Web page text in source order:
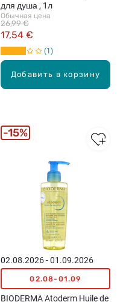
Добавить в корзину
для душа , 1л
Обычная цена
17,54 €
26,99 €
1
02.08.2026 - 01.09.2026
02.08-01.09
BIODERMA Atoderm Huile de
15%